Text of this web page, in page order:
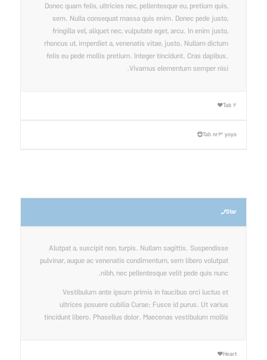
Donec quam felis, ultricies nec, pellentesque eu, pretium quis,
sem. Nulla consequat massa quis enim. Donec pede justo,
fringilla vel, aliquet nec, vulputate eget, arcu. In enim justo,
rhoncus ut, imperdiet a, venenatis vitae, justo. Nullam dictum
felis eu pede mollis pretium. Integer tincidunt. Cras dapibus.
Vivamus elementum semper nisi.
Tab 2
Tab nr3 yoyo
Star
Alutpat a, suscipit non, turpis. Nullam sagittis. Suspendisse
pulvinar, augue ac venenatis condimentum, sem libero volutpat
nibh, nec pellentesque velit pede quis nunc.
Vestibulum ante ipsum primis in faucibus orci luctus et
ultrices posuere cubilia Curae; Fusce id purus. Ut varius
tincidunt libero. Phasellus dolor. Maecenas vestibulum mollis
Heart